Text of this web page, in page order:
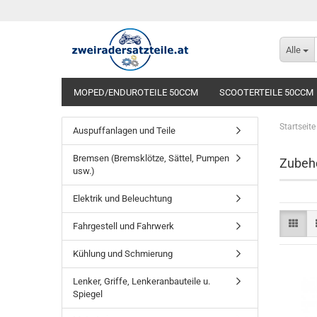
Alle
MOPED/ENDUROTEILE 50CCM SCOOTERTEILE 50CCM
Startseite
Auspuffanlagen und Teile
Bremsen (Bremsklötze, Sättel, Pumpen
usw.)
Elektrik und Beleuchtung
Fahrgestell und Fahrwerk
Kühlung und Schmierung
Lenker, Griffe, Lenkeranbauteile u.
Spiegel